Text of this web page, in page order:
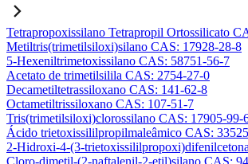
Tetrapropoxissilano Tetrapropil Ortossilicato
Metiltris(trimetilsiloxi)silano CAS: 17928-28-8
5-Hexeniltrimetoxissilano CAS: 58751-56-7
Acetato de trimetilsilila CAS: 2754-27-0
Decametiltetrassiloxano CAS: 141-62-8
Octametiltrissiloxano CAS: 107-51-7
Tris(trimetilsiloxi)clorossilano CAS: 17905-99-
Ácido trietoxissililpropilmaleâmico CAS:
2-Hidroxi-4-(3-
Cloro-dimetil-(2-naftalenil-2-etil)silano CAS: